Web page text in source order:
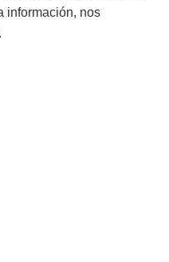
información, nos